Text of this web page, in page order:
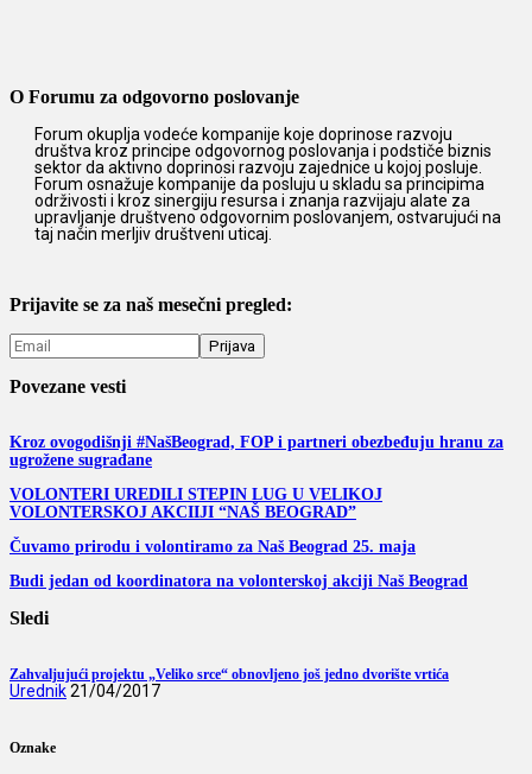
O Forumu za odgovorno poslovanje
Forum okuplja vodeće kompanije koje doprinose razvoju
društva kroz principe odgovornog poslovanja i podstiče biznis
sektor da aktivno doprinosi razvoju zajednice u kojoj posluje.
Forum osnažuje kompanije da posluju u skladu sa principima
održivosti i kroz sinergiju resursa i znanja razvijaju alate za
upravljanje društveno odgovornim poslovanjem, ostvarujući na
taj način merljiv društveni uticaj.
Prijavite se za naš mesečni pregled:
Povezane vesti
Kroz ovogodišnji #NašBeograd, FOP i partneri obezbeđuju hranu za
ugrožene sugrađane
VOLONTERI UREDILI STEPIN LUG U VELIKOJ
VOLONTERSKOJ AKCIIJI “NAŠ BEOGRAD”
Čuvamo prirodu i volontiramo za Naš Beograd 25. maja
Budi jedan od koordinatora na volonterskoj akciji Naš Beograd
Sledi
Zahvaljujući projektu „Veliko srce“ obnovljeno još jedno dvorište vrtića
Urednik21/04/2017
Oznake